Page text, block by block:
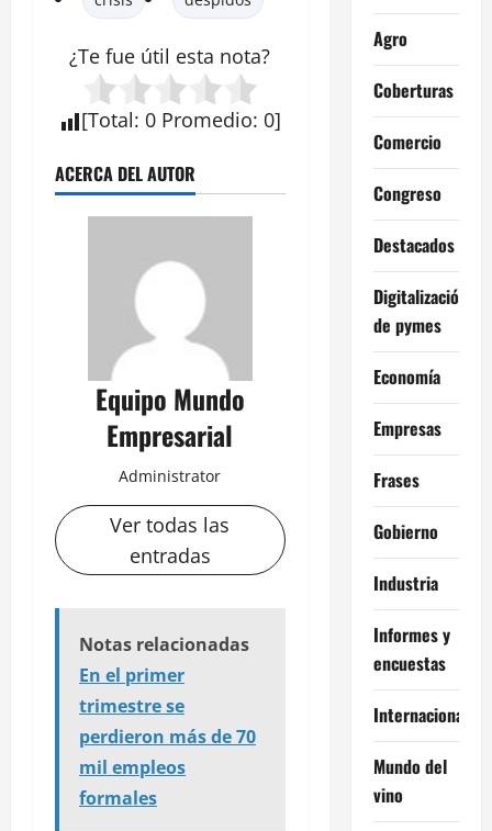
¿Te fue útil esta nota?
[Total: 0 Promedio: 0]
ACERCA DEL AUTOR
Equipo Mundo
Empresarial
Administrator
Ver todas las
entradas
Notas relacionadas
En el primer
trimestre se
perdieron más de 70
mil empleos
formales
Agro
Coberturas
Comercio
Congreso
Destacados
Digitalización
de pymes
Economía
Empresas
Frases
Gobierno
Industria
Informes y
encuestas
Internacional
Mundo del
vino